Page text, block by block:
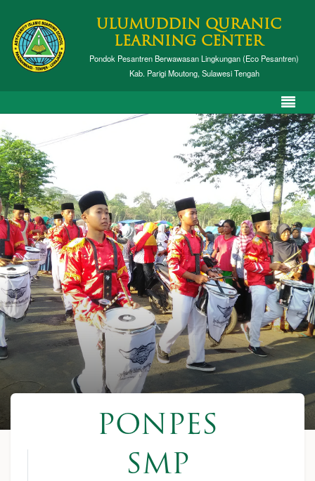
ULUMUDDIN QURANIC
LEARNING CENTER
Pondok Pesantren Berwawasan Lingkungan (Eco Pesantren)
Kab. Parigi Moutong, Sulawesi Tengah
PONPES
SMP